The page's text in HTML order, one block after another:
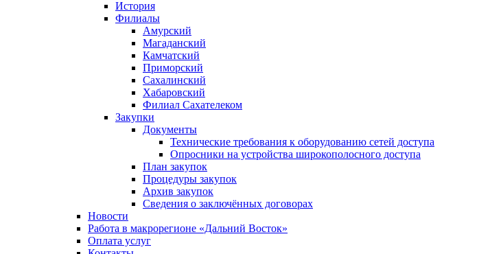
История
Филиалы
Амурский
Магаданский
Камчатский
Приморский
Сахалинский
Хабаровский
Филиал Сахателеком
Закупки
Документы
Технические требования к оборудованию сетей доступа
Опросники на устройства широкополосного доступа
План закупок
Процедуры закупок
Архив закупок
Сведения о заключённых договорах
Новости
Работа в макрорегионе «Дальний Восток»
Оплата услуг